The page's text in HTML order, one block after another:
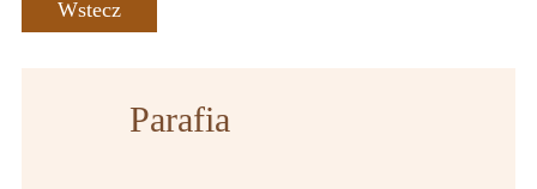
Wstecz
Parafia